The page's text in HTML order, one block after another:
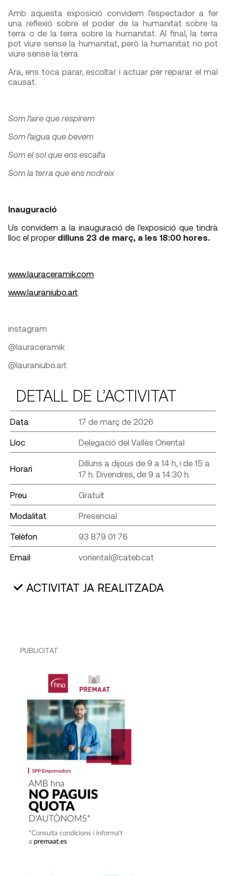
Amb aquesta exposició convidem l’espectador a fer
una reflexió sobre el poder de la humanitat sobre la
terra o de la terra sobre la humanitat. Al final, la terra
pot viure sense la humanitat, però la humanitat no pot
viure sense la terra.
Ara, ens toca parar, escoltar i actuar per reparar el mal
causat.
Som l’aire que respirem
Som l’aigua que bevem
Som el sol que ens escalfa
Som la terra que ens nodreix
Inauguració
Us convidem a la inauguració de l'exposició que tindrà
lloc el proper dilluns 23 de març, a les 18:00 hores.
www.lauraceramik.com
www.lauraniubo.art
instagram
@lauraceramik
@lauraniubo.art
DETALL DE L’ACTIVITAT
Data 17 de març de 2026
Lloc Delegació del Vallès Oriental
Horari
Dilluns a dijous de 9 a 14 h, i de 15 a
17 h. Divendres, de 9 a 14:30 h.
Preu Gratuït
Modalitat Presencial
Telèfon 93 879 01 76
Email voriental@cateb.cat
ACTIVITAT JA REALITZADA
PUBLICITAT